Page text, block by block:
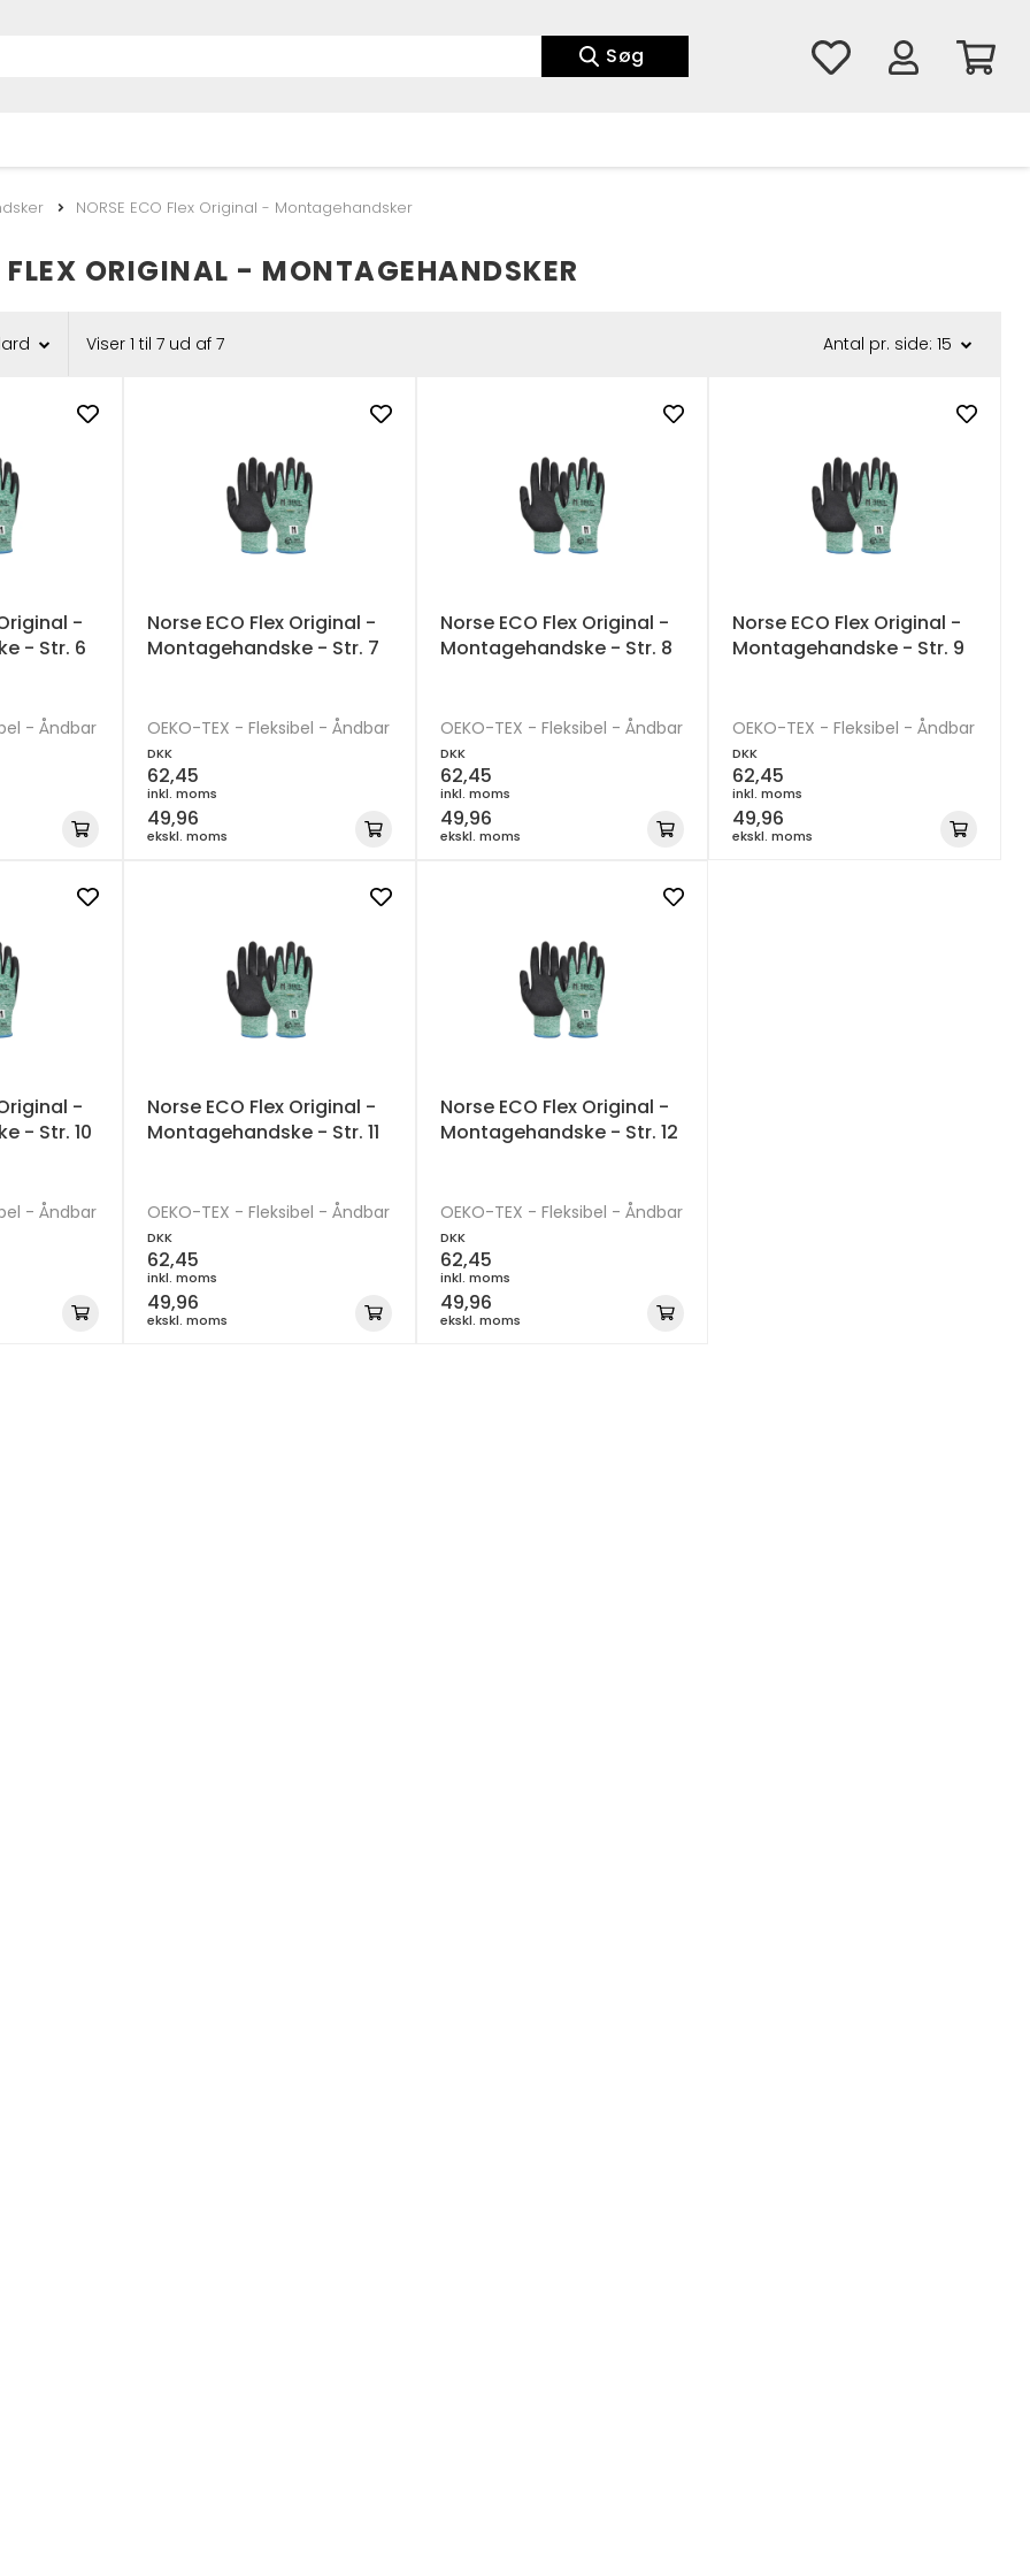
Søg
NORSE ECO Flex Original - Montagehandsker
FLEX ORIGINAL - MONTAGEHANDSKER
Viser 1 til 7 ud af 7 Antal pr. side: 15
-
- Str. 6
- Åndbar
Norse ECO Flex Original -
Montagehandske - Str. 7
OEKO-TEX - Fleksibel - Åndbar
62,45
DKK
inkl. moms
49,96
ekskl. moms
Norse ECO Flex Original -
Montagehandske - Str. 8
OEKO-TEX - Fleksibel - Åndbar
62,45
DKK
inkl. moms
49,96
ekskl. moms
Norse ECO Flex Original -
Montagehandske - Str. 9
OEKO-TEX - Fleksibel - Åndbar
62,45
DKK
inkl. moms
49,96
ekskl. moms
-
- Str. 10
- Åndbar
Norse ECO Flex Original -
Montagehandske - Str. 11
OEKO-TEX - Fleksibel - Åndbar
62,45
DKK
inkl. moms
49,96
ekskl. moms
Norse ECO Flex Original -
Montagehandske - Str. 12
OEKO-TEX - Fleksibel - Åndbar
62,45
DKK
inkl. moms
49,96
ekskl. moms